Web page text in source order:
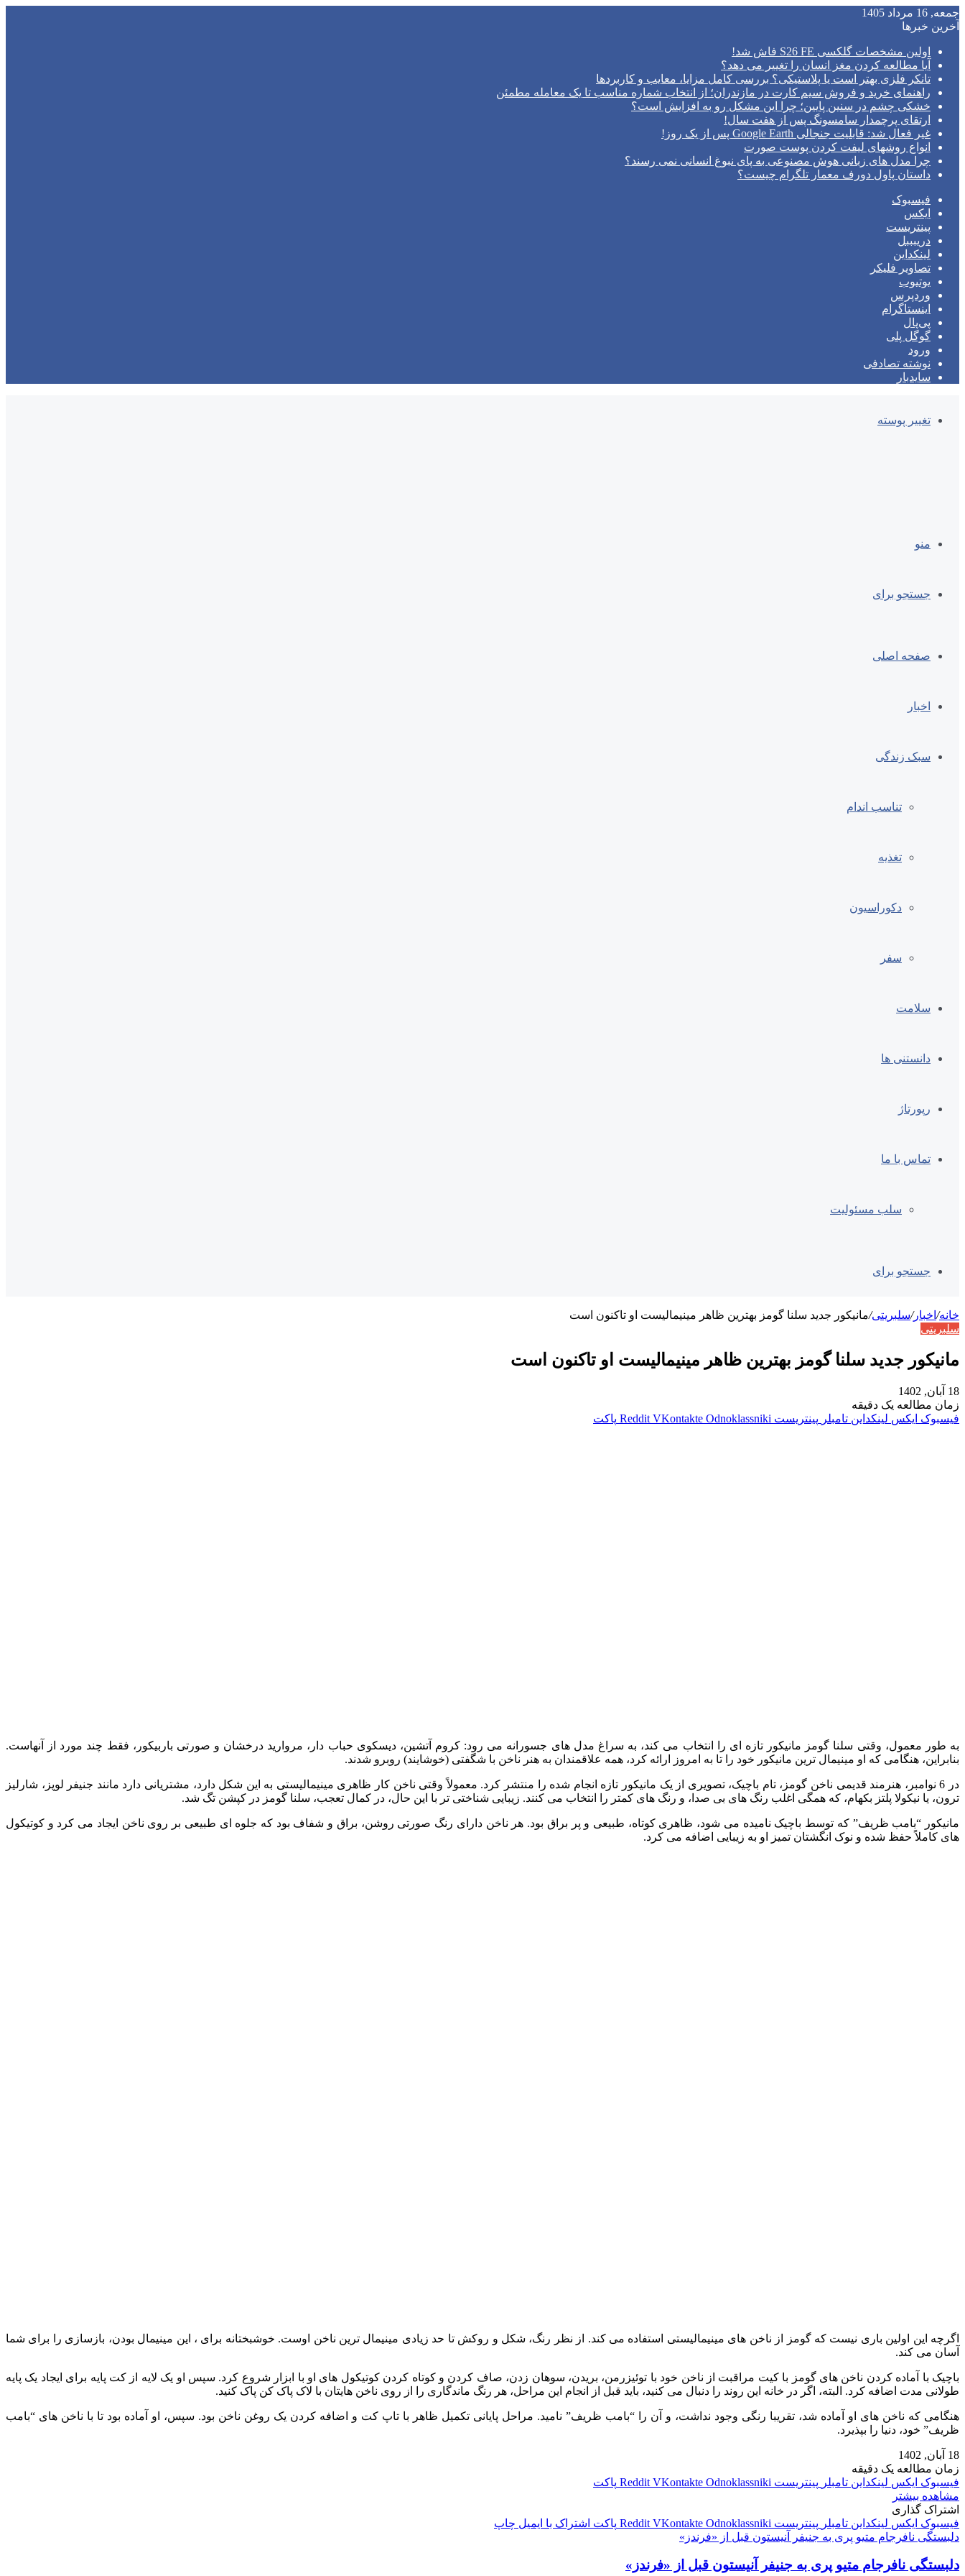
جمعه, 16 مرداد 1405
آخرین خبرها
اولین مشخصات گلکسی S26 FE فاش شد!
آیا مطالعه کردن مغز انسان را تغییر می‌ دهد؟
تانکر فلزی بهتر است یا پلاستیکی؟ بررسی کامل مزایا، معایب و کاربردها
راهنمای خرید و فروش سیم کارت در مازندران؛ از انتخاب شماره مناسب تا یک معامله مطمئن
خشکی چشم در سنین پایین؛ چرا این مشکل رو به افزایش است؟
ارتقای پرچمدار سامسونگ پس از هفت سال!
غیر فعال شد: قابلیت جنجالی Google Earth پس از یک روز!
انواع روشهای لیفت کردن پوست صورت
چرا مدل‌ های زبانی هوش مصنوعی به پای نبوغ انسانی نمی‌ رسند؟
داستان پاول دورف معمار تلگرام چیست؟
فیسبوک
ایکس
پینتریست
دریبببل
لینکداین
تصاویر فلیکر
یوتیوب
وردپرس
اینستاگرام
پی‌پال
گوگل پلی
ورود
نوشته تصادفی
سایدبار
تغییر پوسته
منو
جستجو برای
صفحه اصلی
اخبار
سبک زندگی
تناسب اندام
تغذیه
دکوراسیون
سفر
سلامت
دانستنی ها
رپورتاژ
تماس با ما
سلب مسئولیت
جستجو برای
خانه/ اخبار/سلبریتی/مانیکور جدید سلنا گومز بهترین ظاهر مینیمالیست او تاکنون است
سلبریتی
مانیکور جدید سلنا گومز بهترین ظاهر مینیمالیست او تاکنون است
18 آبان, 1402
زمان مطالعه یک دقیقه
فیسبوک ایکس لینکداین تامبلر پینتریست Reddit VKontakte Odnoklassniki پاکت
به طور معمول، وقتی سلنا گومز مانیکور تازه‌ ای را انتخاب می کند، به سراغ مدل های جسورانه می‌ رود: کروم آتشین، دیسکوی حباب‌ دار، مروارید درخشان و صورتی باربیکور، فقط چند مورد از آنهاست.
بنابراین، هنگامی که او مینیمال ترین مانیکور خود را تا به امروز ارائه کرد، همه علاقمندان به هنر ناخن با شگفتی (خوشایند) روبرو شدند.
در 6 نوامبر، هنرمند قدیمی ناخن گومز، تام باچیک، تصویری از یک مانیکور تازه انجام شده را منتشر کرد. معمولاً وقتی ناخن‌ کار ظاهری مینیمالیستی به این شکل دارد، مشتریانی دارد مانند جنیفر لوپز، شارلیز
ترون، یا نیکولا پلتز بکهام، که همگی اغلب رنگ‌ های بی‌ صدا، و رنگ‌ های کمتر را انتخاب می‌ کنند. زیبایی شناختی تر با این حال، در کمال تعجب، سلنا گومز در کپشن تگ شد.
مانیکور “بامب ظریف” که توسط باچیک نامیده می شود، ظاهری کوتاه، طبیعی و پر براق بود. هر ناخن دارای رنگ صورتی روشن، براق و شفاف بود که جلوه ای طبیعی بر روی ناخن ایجاد می کرد و کوتیکول
های کاملاً حفظ شده و نوک انگشتان تمیز او به زیبایی اضافه می کرد.
اگرچه این اولین باری نیست که گومز از ناخن های مینیمالیستی استفاده می کند. از نظر رنگ، شکل و روکش تا حد زیادی مینیمال ترین ناخن اوست. خوشبختانه برای ، این مینیمال بودن، بازسازی را برای شما
آسان می کند.
باچیک با آماده کردن ناخن های گومز با کیت مراقبت از ناخن خود با توئیزرمن، بریدن، سوهان زدن، صاف کردن و کوتاه کردن کوتیکول های او با ابزار شروع کرد. سپس او یک لایه از کت پایه برای ایجاد یک پایه
طولانی مدت اضافه کرد. البته، اگر در خانه این روند را دنبال می‌ کنید، باید قبل از انجام این مراحل، هر رنگ ماندگاری را از روی ناخن‌ هایتان با لاک پاک کن پاک کنید.
هنگامی که ناخن‌ های او آماده شد، تقریبا رنگی وجود نداشت، و آن را “بامب ظریف” نامید. مراحل پایانی تکمیل ظاهر با تاپ کت و اضافه کردن یک روغن ناخن بود. سپس، او آماده بود تا با ناخن‌ های “بامب
ظریف” خود، دنیا را بپذیرد.
18 آبان, 1402
زمان مطالعه یک دقیقه
فیسبوک ایکس لینکداین تامبلر پینتریست Reddit VKontakte Odnoklassniki
پاکت
مشاهده بیشتر
اشتراک گذاری
فیسبوک ایکس لینکداین تامبلر پینتریست Reddit VKontakte Odnoklassniki پاکت اشتراک با ایمیل چاپ
دلبستگی نافرجام متیو پری به جنیفر آنیستون قبل از «فرندز»
دلبستگی نافرجام متیو پری به جنیفر آنیستون قبل از «فرندز»